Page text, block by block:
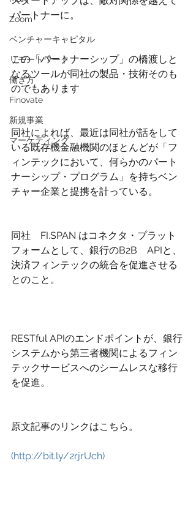
Zoom
ベンチャーキャピタル
リモートワーク
働き方
Finovate
新規事業
マーケティング
パートナーに。
この「パートナーシップ」の橋渡しと
なるツールが同社の製品・技術そのも
のでもあります
同社によれば、最近は同社が話をして
いる既存機金融機関のほとんどが「フ
ィンテックにおいて、何らかのパート
ナーシップ・プログラム」を持ちベン
チャー企業と提携を計っている。
同社　FI.SPAN はコネクタ・プラット
フォームとして、銀行のB2B　APIと、
決済フィンテックの統合を促進させる
とのこと。
RESTful APIのエンドポイントが、銀行
システムから第三者機関によるフィン
テックサービスへのシームレスな移行
を促進。
原文記事のリンクはこちら。
(http://bit.ly/2rjrUch)